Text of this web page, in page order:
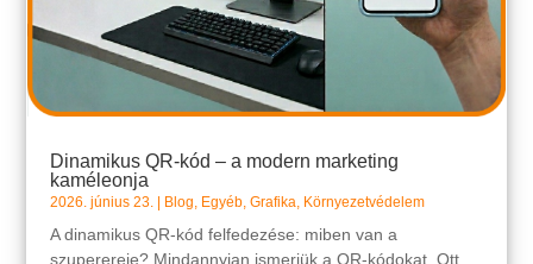
Dinamikus QR-kód – a modern marketing
kaméleonja
2026. június 23. | Blog Egyéb ,Grafika Környezetvédelem
A dinamikus QR-kód felfedezése: miben van a
szuperereje? Mindannyian ismerjük a QR-kódokat. Ott